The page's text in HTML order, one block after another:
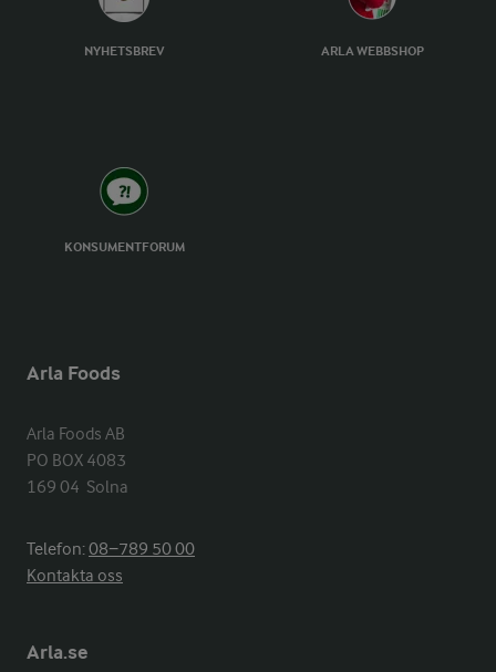
NYHETSBREV ARLA WEBBSHOP
KONSUMENTFORUM
Arla Foods
Arla Foods AB
PO BOX 4083
169 04  Solna
Telefon:08−789 50 00
Kontakta oss
Arla.se